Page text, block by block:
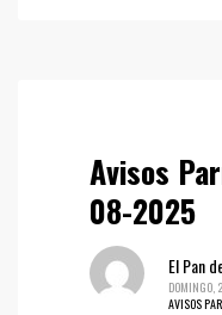
Avisos
08-2025
El Pan
DOMINGO,
AVISOS